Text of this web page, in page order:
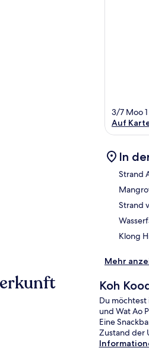
3/7 Moo
Auf
In
Strand
Strand
Klong
Mehr
Koh
Du möchtest
und Wat Ao
Eine
Zustand der